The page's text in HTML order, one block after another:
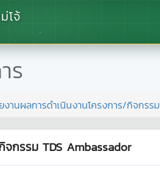
โจ้
ร
งานผลการดำเนินงานโครงการ/กิจกรรม
จกรรม TDS Ambassador